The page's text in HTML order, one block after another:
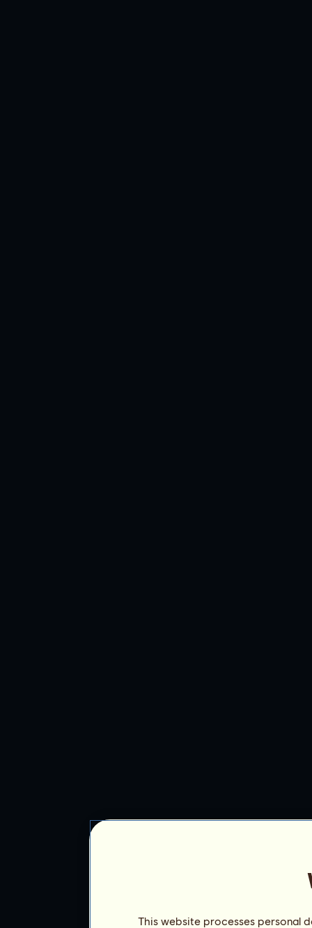
This website processes personal